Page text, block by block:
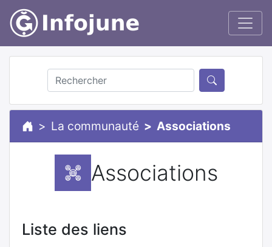
La communauté Associations
Associations
Liste des liens